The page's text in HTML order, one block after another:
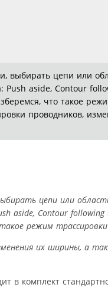
выбирать цепи или
Push aside, Contour
что такое
проводников,
цепи или
aside, Contour
режим
их ширины, а
в комплект